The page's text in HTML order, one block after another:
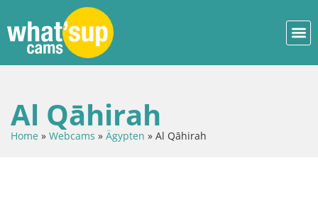
Al Qāhirah
Home » Webcams » Ägypten » Al Qāhirah